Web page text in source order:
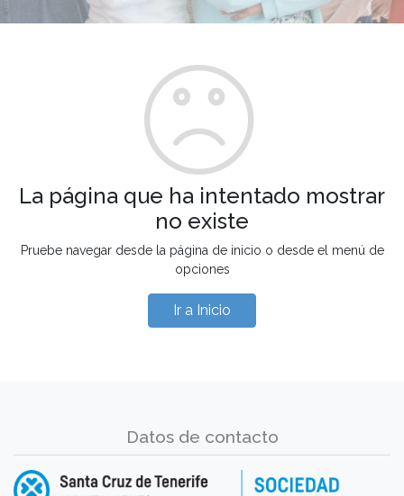
La página que ha intentado mostrar
no existe
Pruebe navegar desde la página de inicio o desde el menú de
opciones
Ir a Inicio
Datos de contacto